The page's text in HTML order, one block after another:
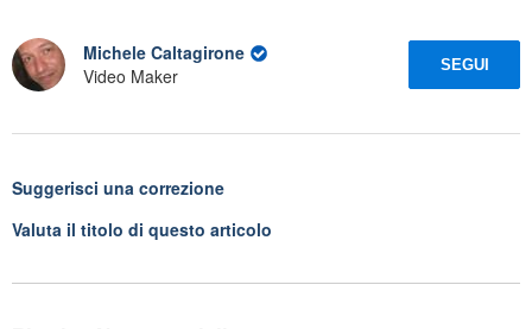
Michele Caltagirone
Video Maker
SEGUI
Suggerisci una correzione
Valuta il titolo di questo articolo